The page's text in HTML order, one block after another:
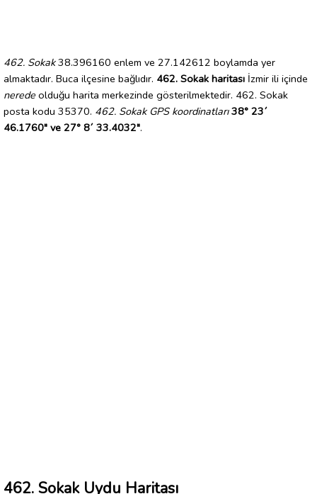
462. Sokak38.396160 enlem ve 27.142612 boylamda yer
almaktadır. Buca ilçesine bağlıdır. 462. Sokak haritası İzmir ili içinde
nerede olduğu harita merkezinde gösterilmektedir. 462. Sokak
posta kodu 35370. 462. Sokak GPS koordinatları 38° 23´
46.1760" ve 27° 8´ 33.4032".
462. Sokak Uydu Haritası